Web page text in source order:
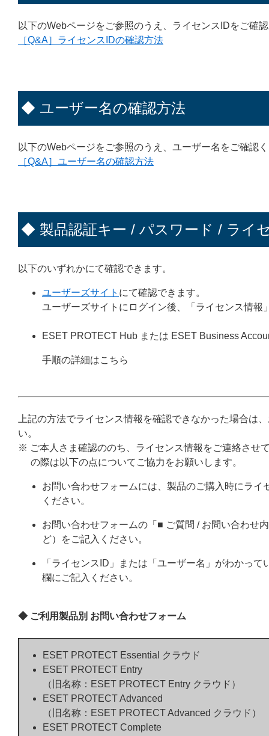
以下のWebページをご参照のうえ、ライセンスIDをご確
［Q&A］ライセンスIDの確認方法
◆ ユーザー名の確認方法
以下のWebページをご参照のうえ、ユーザー名をご確認
［Q&A］ユーザー名の確認方法
◆ 製品認証キー / パスワード / ライ
以下のいずれかにて確認できます。
ユーザーズサイト にて確認できます。
ユーザーズサイトにログイン後、「ライセンス情報
ESET PROTECT Hub または ESET Business
手順の詳細はこちら
上記の方法でライセンス情報を確認できなかった場合は
い。
※ ご本人さま確認ののち、ライセンス情報をご連絡させ
の際は以下の点についてご協力をお願いします。
お問い合わせフォームには、製品のご購入時にラ
ください。
お問い合わせフォームの「■ ご質問 / お問い合わせ
ど）をご記入ください。
「ライセンスID」または「ユーザー名」がわかっ
欄にご記入ください。
◆ ご利用製品別 お問い合わせフォーム
ESET PROTECT Essential クラウド
ESET PROTECT Entry
（旧名称：ESET PROTECT Entry クラウド）
ESET PROTECT Advanced
（旧名称：ESET PROTECT Advanced クラウド）
ESET PROTECT Complete